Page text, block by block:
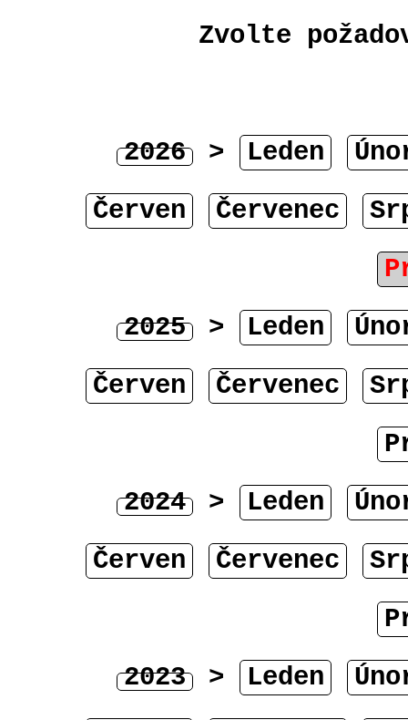
Zvolte
2026 > Leden
Červen
Červenec
2025 > Leden
Červen
Červenec
2024 > Leden
Červen
Červenec
2023 > Leden